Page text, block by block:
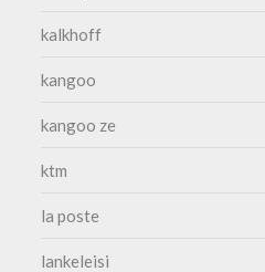
kalkhoff
kangoo
kangoo ze
ktm
la poste
lankeleisi